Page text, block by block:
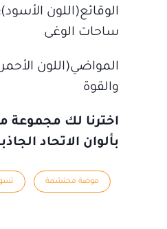
الوقائع(اللون
ساحات الوغى
المواضي(اللون
والقوة
اخترنا لك مجموعة
بألوان الاتحاد
موضة محتشمة